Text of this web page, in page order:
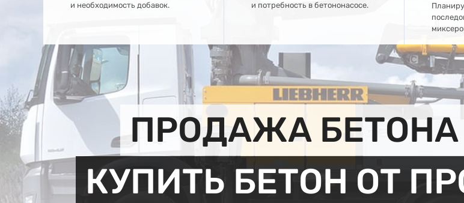
и необходимость добавок.
и потребность в бетононасосе.
ПРОДАЖА
КУПИТЬ БЕТОН ОТ